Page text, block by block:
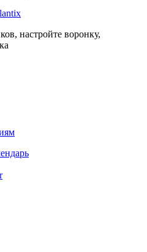
настройте воронку,